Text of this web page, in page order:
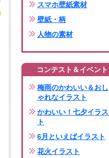
スマホ壁紙素材
壁紙・柄
人物の素材
コンテスト＆イベント
梅雨のかわいい＆おし
ゃれなイラスト
かわいい！七夕イラス
ト
6月といえばイラスト
花火イラスト